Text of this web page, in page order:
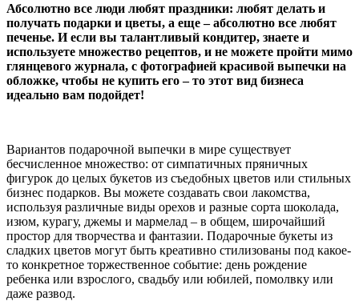
Абсолютно все люди любят праздники: любят делать и
получать подарки и цветы, а еще – абсолютно все любят
печенье. И если вы талантливый кондитер, знаете и
используете множество рецептов, и не можете пройти мимо
глянцевого журнала, с фотографией красивой выпечки на
обложке, чтобы не купить его – то этот вид бизнеса
идеально вам подойдет!
Вариантов подарочной выпечки в мире существует
бесчисленное множество: от симпатичных пряничных
фигурок до целых букетов из съедобных цветов или стильных
бизнес подарков. Вы можете создавать свои лакомства,
используя различные виды орехов и разные сорта шоколада,
изюм, курагу, джемы и мармелад – в общем, широчайший
простор для творчества и фантазии. Подарочные букеты из
сладких цветов могут быть креативно стилизованы под какое-
то конкретное торжественное событие: день рождение
ребенка или взрослого, свадьбу или юбилей, помолвку или
даже развод.